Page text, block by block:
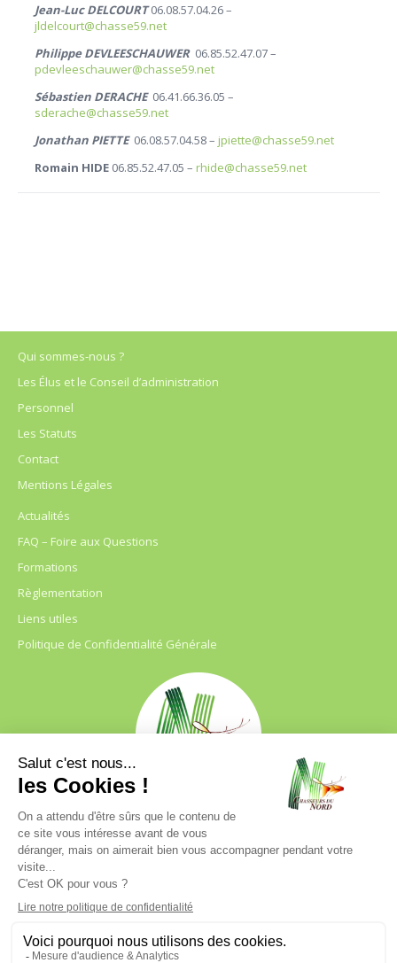
Jean-Luc DELCOURT06.08.57.04.26 –
jldelcourt@chasse59.net
Philippe DEVLEESCHAUWER 06.85.52.47.07 –
pdevleeschauwer@chasse59.net
Sébastien DERACHE 06.41.66.36.05 –
sderache@chasse59.net
Jonathan PIETTE 06.08.57.04.58 – jpiette@chasse59.net
Romain HIDE 06.85.52.47.05 – rhide@chasse59.net
Qui sommes-nous ?
Les Élus et le Conseil d’administration
Personnel
Les Statuts
Contact
Mentions Légales
Actualités
FAQ – Foire aux Questions
Formations
Règlementation
Liens utiles
Politique de Confidentialité Générale
FDC 59
680 B RUE DE LA GRISE CHEMISE
DREVE NOTRE DAME D’AMOUR
59230 ST AMAND LES EAUX
03.20.41.45.63